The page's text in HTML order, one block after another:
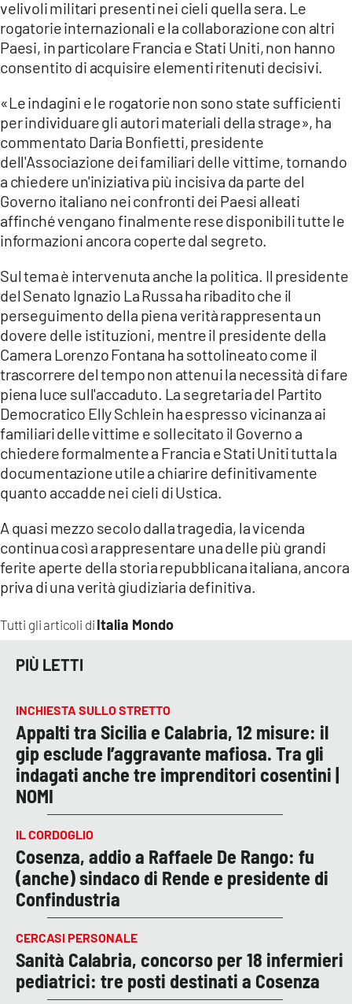
Tutti gli articoli di Italia Mondo
velivoli militari presenti nei cieli quella sera. Le
rogatorie internazionali e la collaborazione con altri
Paesi, in particolare Francia e Stati Uniti, non hanno
consentito di acquisire elementi ritenuti decisivi.
«Le indagini e le rogatorie non sono state sufficienti
per individuare gli autori materiali della strage», ha
commentato Daria Bonfietti, presidente
dell'Associazione dei familiari delle vittime, tornando
a chiedere un'iniziativa più incisiva da parte del
Governo italiano nei confronti dei Paesi alleati
affinché vengano finalmente rese disponibili tutte le
informazioni ancora coperte dal segreto.
Sul tema è intervenuta anche la politica. Il presidente
del Senato Ignazio La Russa ha ribadito che il
perseguimento della piena verità rappresenta un
dovere delle istituzioni, mentre il presidente della
Camera Lorenzo Fontana ha sottolineato come il
trascorrere del tempo non attenui la necessità di fare
piena luce sull'accaduto. La segretaria del Partito
Democratico Elly Schlein ha espresso vicinanza ai
familiari delle vittime e sollecitato il Governo a
chiedere formalmente a Francia e Stati Uniti tutta la
documentazione utile a chiarire definitivamente
quanto accadde nei cieli di Ustica.
A quasi mezzo secolo dalla tragedia, la vicenda
continua così a rappresentare una delle più grandi
ferite aperte della storia repubblicana italiana, ancora
priva di una verità giudiziaria definitiva.
PIÙ LETTI
INCHIESTA SULLO STRETTO
Appalti tra Sicilia e Calabria, 12 misure: il
gip esclude l’aggravante mafiosa. Tra gli
indagati anche tre imprenditori cosentini |
NOMI
IL CORDOGLIO
Cosenza, addio a Raffaele De Rango: fu
(anche) sindaco di Rende e presidente di
Confindustria
CERCASI PERSONALE
Sanità Calabria, concorso per 18 infermieri
pediatrici: tre posti destinati a Cosenza